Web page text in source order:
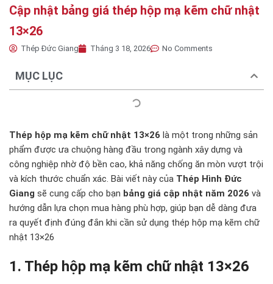
Cập nhật bảng giá thép hộp mạ kẽm chữ nhật
13×26
Thép Đức Giang Tháng 3 18, 2026 No Comments
MỤC LỤC
Thép hộp mạ kẽm chữ nhật 13×26 là một trong những sản
phẩm được ưa chuộng hàng đầu trong ngành xây dựng và
công nghiệp nhờ độ bền cao, khả năng chống ăn mòn vượt trội
và kích thước chuẩn xác. Bài viết này của Thép Hình Đức
Giang sẽ cung cấp cho bạn bảng giá cập nhật năm 2026 và
hướng dẫn lựa chọn mua hàng phù hợp, giúp bạn dễ dàng đưa
ra quyết định đúng đắn khi cần sử dụng thép hộp mạ kẽm chữ
nhật 13×26
1. Thép hộp mạ kẽm chữ nhật 13×26